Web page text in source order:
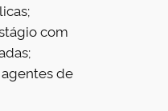
com
de